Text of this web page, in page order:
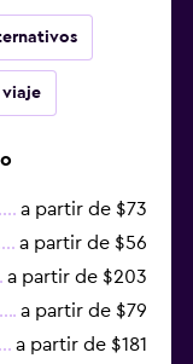
a partir de $73
a partir de $56
a partir de $203
a partir de $79
a partir de $181